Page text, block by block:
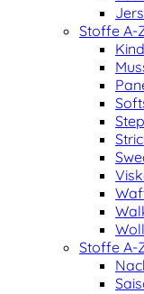
Stoffe A-
Stoffe A-